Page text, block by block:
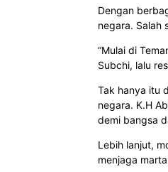
Dengan
negara. Salah
“Mulai di
Subchi, lalu
Tak hanya itu
negara. K.H
demi bangsa
Lebih lanjut,
menjaga